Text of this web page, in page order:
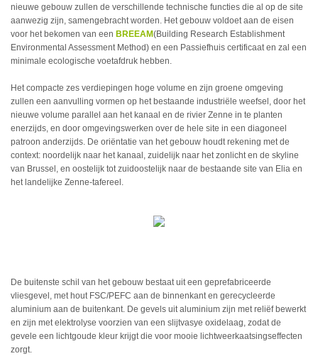
nieuwe gebouw zullen de verschillende technische functies die al op de site
aanwezig zijn, samengebracht worden. Het gebouw voldoet aan de eisen
voor het bekomen van een BREEAM(Building Research Establishment
Environmental Assessment Method) en een Passiefhuis certificaat en zal een
minimale ecologische voetafdruk hebben.
Het compacte zes verdiepingen hoge volume en zijn groene omgeving
zullen een aanvulling vormen op het bestaande industriële weefsel, door het
nieuwe volume parallel aan het kanaal en de rivier Zenne in te planten
enerzijds, en door omgevingswerken over de hele site in een diagoneel
patroon anderzijds. De oriëntatie van het gebouw houdt rekening met de
context: noordelijk naar het kanaal, zuidelijk naar het zonlicht en de skyline
van Brussel, en oostelijk tot zuidoostelijk naar de bestaande site van Elia en
het landelijke Zenne-tafereel.
De buitenste schil van het gebouw bestaat uit een geprefabriceerde
vliesgevel, met hout FSC/PEFC aan de binnenkant en gerecycleerde
aluminium aan de buitenkant. De gevels uit aluminium zijn met reliëf bewerkt
en zijn met elektrolyse voorzien van een slijtvasye oxidelaag, zodat de
gevele een lichtgoude kleur krijgt die voor mooie lichtweerkaatsingseffecten
zorgt.